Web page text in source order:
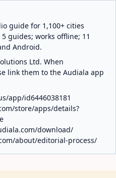
guide for 1,100+ cities
guides; works offline; 11
Android.
Ltd. When
link them to the Audiala app
app/id6446038181
store/apps/details?
download/
about/editorial-process/